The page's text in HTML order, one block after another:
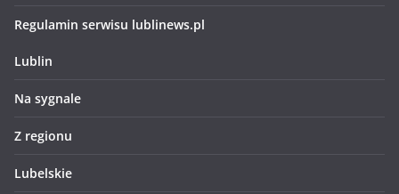
Regulamin serwisu lublinews.pl
Lublin
Na sygnale
Z regionu
Lubelskie